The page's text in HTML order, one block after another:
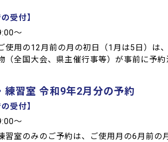
受付】
～
使用の12月前の月の初日（1月は5日）は
（全国大会、県主催行事等）が事前に予
練習室 令和9年2月分の予約
受付】
～
習室のみのご予約は、ご使用月の6月前